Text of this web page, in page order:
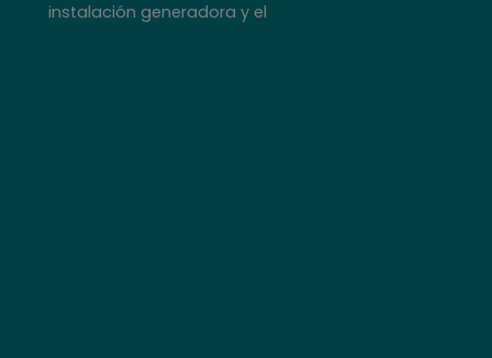
instalación generadora y el